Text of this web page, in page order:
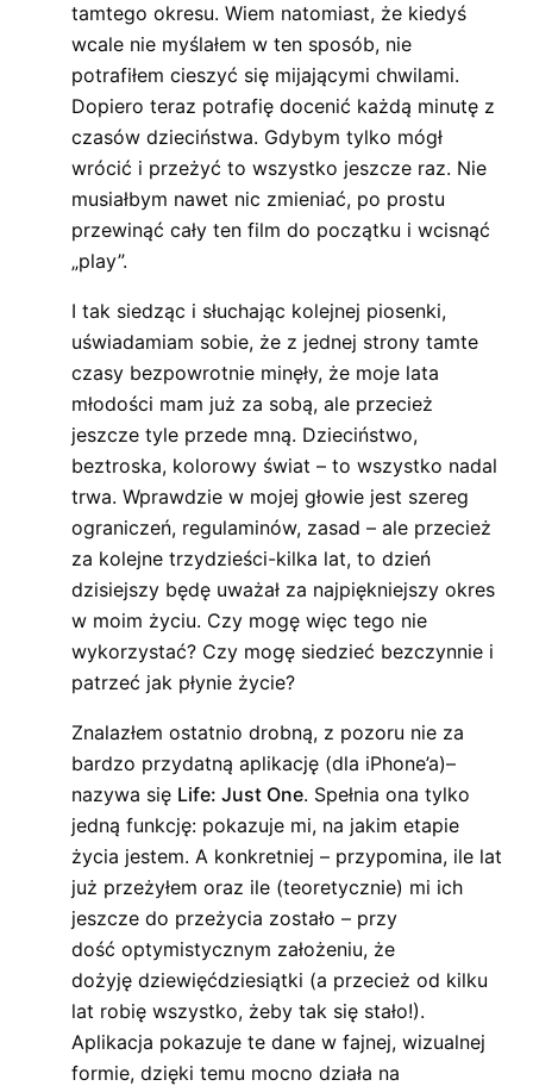
tamtego okresu. Wiem natomiast, że kiedyś
wcale nie myślałem w ten sposób, nie
potrafiłem cieszyć się mijającymi chwilami.
Dopiero teraz potrafię docenić każdą minutę z
czasów dzieciństwa. Gdybym tylko mógł
wrócić i przeżyć to wszystko jeszcze raz. Nie
musiałbym nawet nic zmieniać, po prostu
przewinąć cały ten film do początku i wcisnąć
„play”.
I tak siedząc i słuchając kolejnej piosenki,
uświadamiam sobie, że z jednej strony tamte
czasy bezpowrotnie minęły, że moje lata
młodości mam już za sobą, ale przecież
jeszcze tyle przede mną. Dzieciństwo,
beztroska, kolorowy świat – to wszystko nadal
trwa. Wprawdzie w mojej głowie jest szereg
ograniczeń, regulaminów, zasad – ale przecież
za kolejne trzydzieści-kilka lat, to dzień
dzisiejszy będę uważał za najpiękniejszy okres
w moim życiu. Czy mogę więc tego nie
wykorzystać? Czy mogę siedzieć bezczynnie i
patrzeć jak płynie życie?
Znalazłem ostatnio drobną, z pozoru nie za
bardzo przydatną aplikację (dla iPhone’a)–
nazywa się Life: Just One. Spełnia ona tylko
jedną funkcję: pokazuje mi, na jakim etapie
życia jestem. A konkretniej – przypomina, ile lat
już przeżyłem oraz ile (teoretycznie) mi ich
jeszcze do przeżycia zostało – przy
dość optymistycznym założeniu, że
dożyję dziewięćdziesiątki (a przecież od kilku
lat robię wszystko, żeby tak się stało!).
Aplikacja pokazuje te dane w fajnej, wizualnej
formie, dzięki temu mocno działa na